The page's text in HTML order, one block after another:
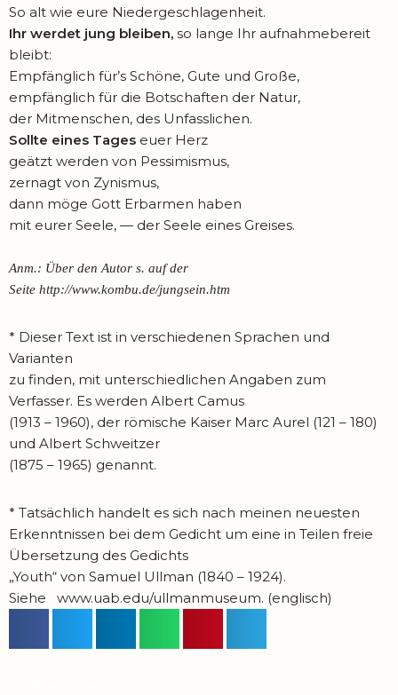
So alt wie eure Niedergeschlagenheit.
Ihr werdet jung bleiben, so lange Ihr aufnahmebereit
bleibt:
Empfänglich für’s Schöne, Gute und Große,
empfänglich für die Botschaften der Natur,
der Mitmenschen, des Unfasslichen.
Sollte eines Tages euer Herz
geätzt werden von Pessimismus,
zernagt von Zynismus,
dann möge Gott Erbarmen haben
mit eurer Seele, — der Seele eines Greises.
Anm.: Über den Autor s. auf der
Seite http://www.kombu.de/jungsein.htm
* Dieser Text ist in verschiedenen Sprachen und
Varianten
zu finden, mit unterschiedlichen Angaben zum
Verfasser. Es werden Albert Camus
(1913 – 1960), der römische Kaiser Marc Aurel (121 – 180)
und Albert Schweitzer
(1875 – 1965) genannt.
* Tatsächlich handelt es sich nach meinen neuesten
Erkenntnissen bei dem Gedicht um eine in Teilen freie
Übersetzung des Gedichts
„Youth“ von Samuel Ullman (1840 – 1924).
Siehe www.uab.edu/ullmanmuseum. (englisch)